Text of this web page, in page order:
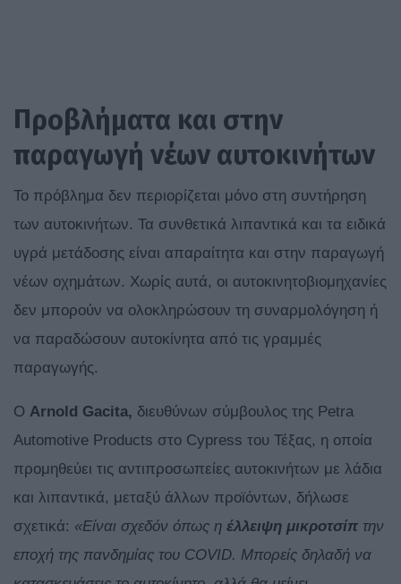
Προβλήματα και στην
παραγωγή νέων αυτοκινήτων
Το πρόβλημα δεν περιορίζεται μόνο στη συντήρηση
των αυτοκινήτων. Τα συνθετικά λιπαντικά και τα ειδικά
υγρά μετάδοσης είναι απαραίτητα και στην παραγωγή
νέων οχημάτων. Χωρίς αυτά, οι αυτοκινητοβιομηχανίες
δεν μπορούν να ολοκληρώσουν τη συναρμολόγηση ή
να παραδώσουν αυτοκίνητα από τις γραμμές
παραγωγής.
Ο Arnold Gacita, διευθύνων σύμβουλος της Petra
Automotive Products στο Cypress του Τέξας, η οποία
προμηθεύει τις αντιπροσωπείες αυτοκινήτων με λάδια
και λιπαντικά, μεταξύ άλλων προϊόντων, δήλωσε
σχετικά: «Είναι σχεδόν όπως η έλλειψη μικροτσίπ την
εποχή της πανδημίας του COVID. Μπορείς δηλαδή να